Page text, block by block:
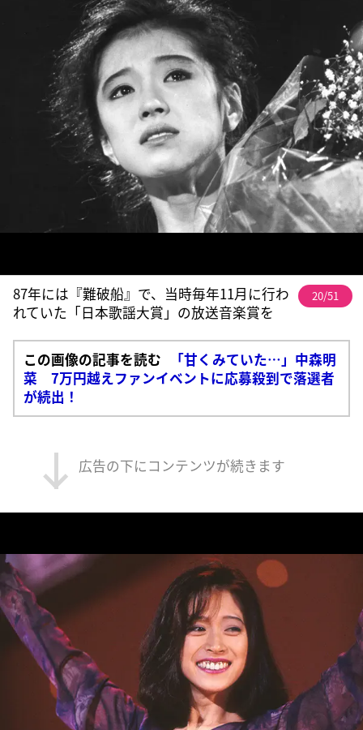
87年には『難破船』で、当時毎年11月に行わ
れていた「日本歌謡大賞」の放送音楽賞を
20/51
この画像の記事を読む
「甘くみていた…」中森明
菜 7万円越えファンイベントに応募殺到で落選者
が続出！
広告の下にコンテンツが続きます